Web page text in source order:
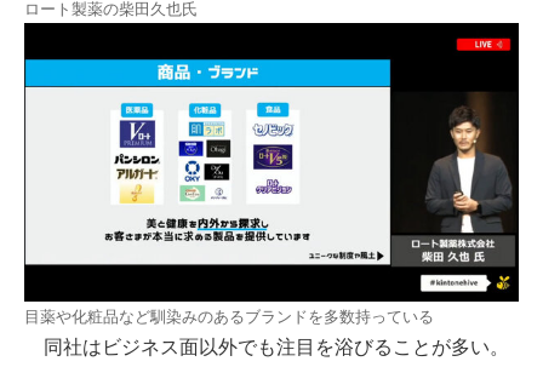
ロート製薬の柴田久也氏
目薬や化粧品など馴染みのあるブランドを多数持っている
同社はビジネス面以外でも注目を浴びることが多い。